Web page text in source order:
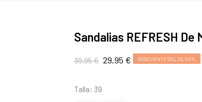
Sandalias REFRESH De
39,95 € 29,95 € DESCUENTO DEL 25,03%
Talla: 39